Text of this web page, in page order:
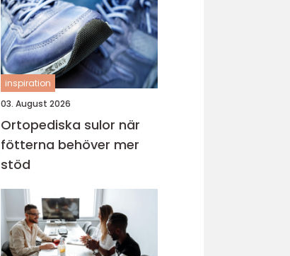
inspiration
03. August 2026
Ortopediska sulor när
fötterna behöver mer
stöd